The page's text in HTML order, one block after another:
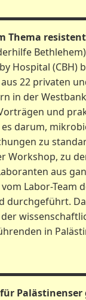
Thema
Bethlehem)
Hospital (CBH)
22 privaten
in der
und
darum,
zu
Workshop, zu
aus
Labor-Team
durchgeführt.
in
Palästinenser